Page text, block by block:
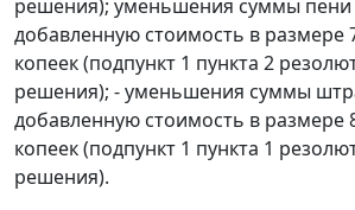
решения); уменьшения суммы пени
добавленную стоимость в размере
копеек (подпункт 1 пункта 2
решения); - уменьшения суммы
добавленную стоимость в размере
копеек (подпункт 1 пункта 1
решения).